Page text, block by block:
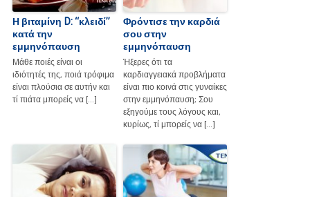
Η βιταμίνη D: “κλειδί”
κατά την
εμμηνόπαυση
Μάθε ποιές είναι οι
ιδιότητές της, ποιά τρόφιμα
είναι πλούσια σε αυτήν και
τί πιάτα μπορείς να […]
Φρόντισε την καρδιά
σου στην
εμμηνόπαυση
Ήξερες ότι τα
καρδιαγγειακά προβλήματα
είναι πιο κοινά στις γυναίκες
στην εμμηνόπαυση; Σου
εξηγούμε τους λόγους και,
κυρίως, τί μπορείς να […]